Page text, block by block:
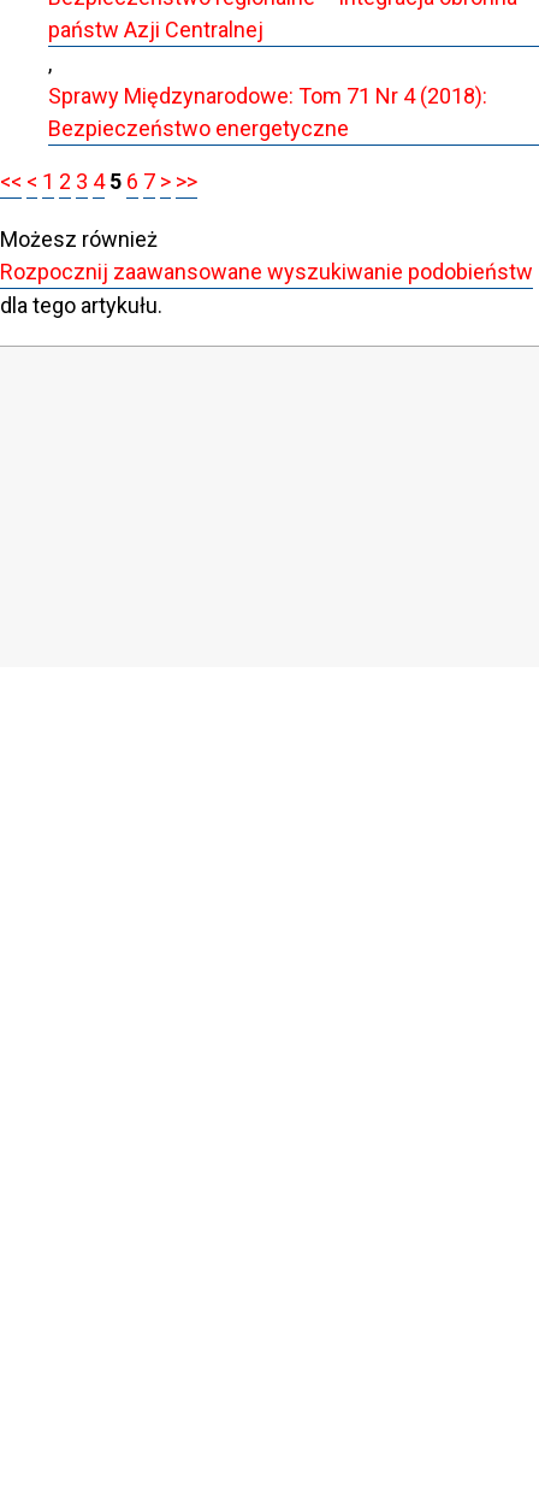
państw Azji Centralnej
,
Sprawy Międzynarodowe: Tom 71 Nr 4 (2018):
Bezpieczeństwo energetyczne
<< < 1 2 3 4 5 6 7 > >>
Możesz również
Rozpocznij zaawansowane wyszukiwanie podobieństw
dla tego artykułu.